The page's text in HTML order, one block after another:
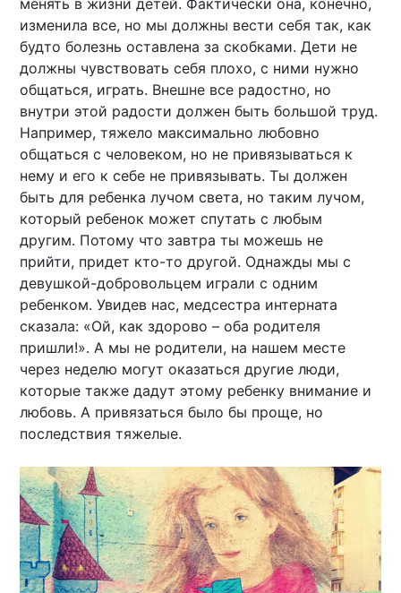
изменила все, но мы должны вести себя так, как
будто болезнь оставлена за скобками. Дети не
должны чувствовать себя плохо, с ними нужно
общаться, играть. Внешне все радостно, но
внутри этой радости должен быть большой труд.
Например, тяжело максимально любовно
общаться с человеком, но не привязываться к
нему и его к себе не привязывать. Ты должен
быть для ребенка лучом света, но таким лучом,
который ребенок может спутать с любым
другим. Потому что завтра ты можешь не
прийти, придет кто-то другой. Однажды мы с
девушкой-добровольцем играли с одним
ребенком. Увидев нас, медсестра интерната
сказала: «Ой, как здорово – оба родителя
пришли!». А мы не родители, на нашем месте
через неделю могут оказаться другие люди,
которые также дадут этому ребенку внимание и
любовь. А привязаться было бы проще, но
последствия тяжелые.